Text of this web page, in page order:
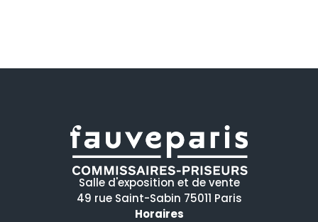
Salle d'exposition et de vente
49 rue Saint-Sabin 75011 Paris
Horaires